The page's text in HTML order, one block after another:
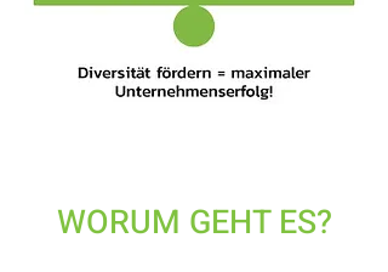
WORUM GEHT ES?